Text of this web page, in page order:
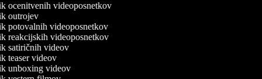
ocenitvenih videoposnetkov
outrojev
potovalnih videoposnetkov
reakcijskih videoposnetkov
satiričnih videov
teaser videov
unboxing videov